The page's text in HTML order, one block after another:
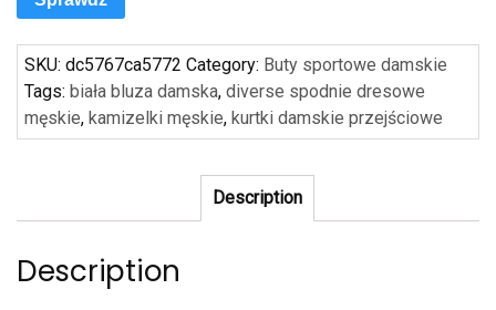
SKU: dc5767ca5772 Category: Buty sportowe damskie
Tags: biała bluza damska, diverse spodnie dresowe
męskie, kamizelki męskie, kurtki damskie przejściowe
Description
Description